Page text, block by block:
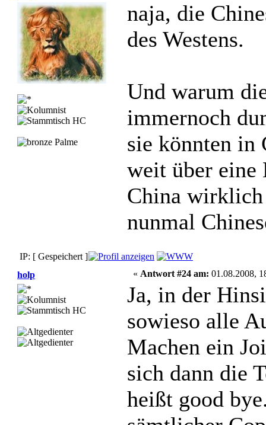
naja, die
des Westens.
Und warum
immernoch
sie könnten in
weit über
China
nunmal
IP: [ Gespeichert ]
holp
« Antwort #24 am: 01.08.2008,
Ja, in der
sowieso alle
Machen ein
sich dann die
heißt good